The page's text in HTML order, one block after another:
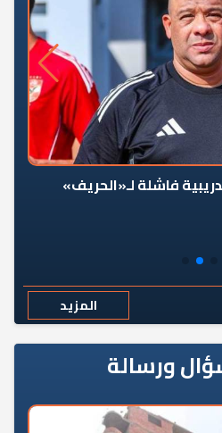
فاشلة لـ«الحريف»
المزيد
ورسالة